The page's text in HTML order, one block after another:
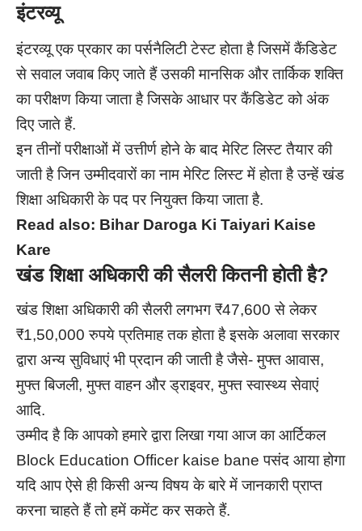
इंटरव्यू
इंटरव्यू एक प्रकार का पर्सनैलिटी टेस्ट होता है जिसमें कैंडिडेट
से सवाल जवाब किए जाते हैं उसकी मानसिक और तार्किक शक्ति
का परीक्षण किया जाता है जिसके आधार पर कैंडिडेट को अंक
दिए जाते हैं.
इन तीनों परीक्षाओं में उत्तीर्ण होने के बाद मेरिट लिस्ट तैयार की
जाती है जिन उम्मीदवारों का नाम मेरिट लिस्ट में होता है उन्हें खंड
शिक्षा अधिकारी के पद पर नियुक्त किया जाता है.
Read also: Bihar Daroga Ki Taiyari Kaise
Kare
खंड शिक्षा अधिकारी की सैलरी कितनी होती है?
खंड शिक्षा अधिकारी की सैलरी लगभग ₹47,600 से लेकर
₹1,50,000 रुपये प्रतिमाह तक होता है इसके अलावा सरकार
द्वारा अन्य सुविधाएं भी प्रदान की जाती है जैसे- मुफ्त आवास,
मुफ्त बिजली, मुफ्त वाहन और ड्राइवर, मुफ्त स्वास्थ्य सेवाएं
आदि.
उम्मीद है कि आपको हमारे द्वारा लिखा गया आज का आर्टिकल
Block Education Officer kaise bane पसंद आया होगा
यदि आप ऐसे ही किसी अन्य विषय के बारे में जानकारी प्राप्त
करना चाहते हैं तो हमें कमेंट कर सकते हैं.